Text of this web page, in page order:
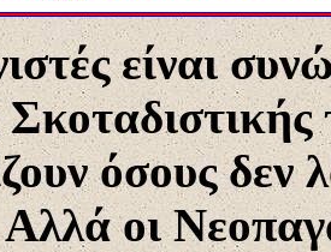
είναι
όσους δεν
οι